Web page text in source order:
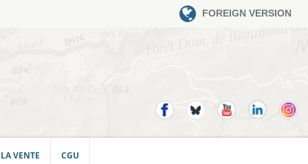
FOREIGN VERSION
VENTE CGU